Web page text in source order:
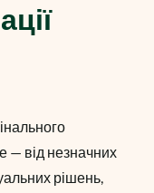
— від незначних
рішень,